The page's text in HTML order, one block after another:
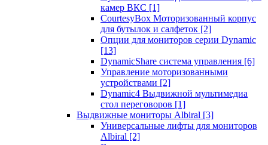
камер ВКС [1]
CourtesyBox Моторизованный корпус
для бутылок и салфеток [2]
Опции для мониторов серии Dynamic
[13]
DynamicShare система управления [6]
Управление моторизованными
устройствами [2]
Dynamic4 Выдвижной мультимедиа
стол переговоров [1]
Выдвижные мониторы Albiral [3]
Универсальные лифты для мониторов
Albiral [2]